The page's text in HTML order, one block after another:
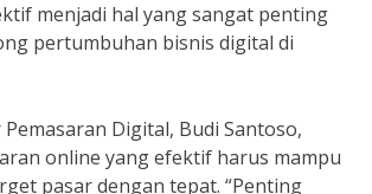
menjadi hal yang sangat penting
pertumbuhan bisnis digital di
Digital, Budi Santoso,
online yang efektif harus mampu
pasar dengan tepat. “Penting